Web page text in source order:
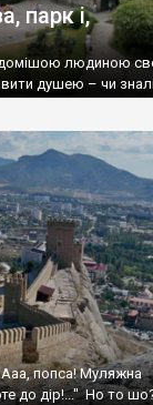
парк і,
людиною
душею – чи
попса! Муляжна
до дір!..." Но то